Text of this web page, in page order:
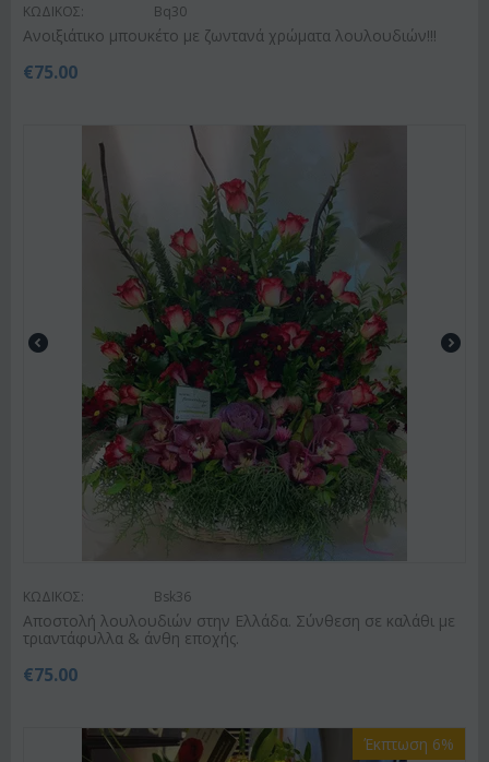
ΚΩΔΙΚΟΣ: Bq30
Ανοιξιάτικο μπουκέτο με ζωντανά χρώματα λουλουδιών!!!
€75.00
ΚΩΔΙΚΟΣ: Bsk36
Αποστολή λουλουδιών στην Ελλάδα. Σύνθεση σε καλάθι με
τριαντάφυλλα & άνθη εποχής.
€75.00
Έκπτωση 6%